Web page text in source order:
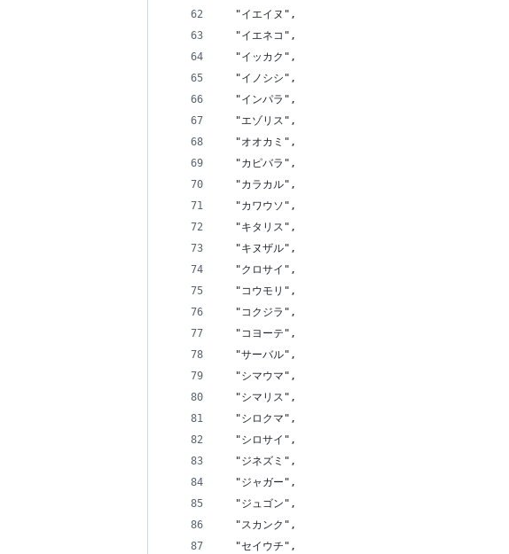
  "イエイヌ",
  "イエネコ",
  "イッカク",
  "イノシシ",
  "インパラ",
  "エゾリス",
  "オオカミ",
  "カピバラ",
  "カラカル",
  "カワウソ",
  "キタリス",
  "キヌザル",
  "クロサイ",
  "コウモリ",
  "コクジラ",
  "コヨーテ",
  "サーバル",
  "シマウマ",
  "シマリス",
  "シロクマ",
  "シロサイ",
  "ジネズミ",
  "ジャガー",
  "ジュゴン",
  "スカンク",
  "セイウチ",